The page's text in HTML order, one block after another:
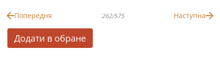
Попередня 262/575 Наступна
Додати в обране